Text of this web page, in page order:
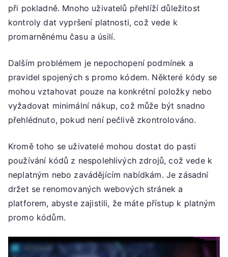
při pokladně. Mnoho uživatelů přehlíží důležitost
kontroly dat vypršení platnosti, což vede k
promarněnému času a úsilí.
Dalším problémem je nepochopení podmínek a
pravidel spojených s promo kódem. Některé kódy se
mohou vztahovat pouze na konkrétní položky nebo
vyžadovat minimální nákup, což může být snadno
přehlédnuto, pokud není pečlivě zkontrolováno.
Kromě toho se uživatelé mohou dostat do pasti
používání kódů z nespolehlivých zdrojů, což vede k
neplatným nebo zavádějícím nabídkám. Je zásadní
držet se renomovaných webových stránek a
platforem, abyste zajistili, že máte přístup k platným
promo kódům.